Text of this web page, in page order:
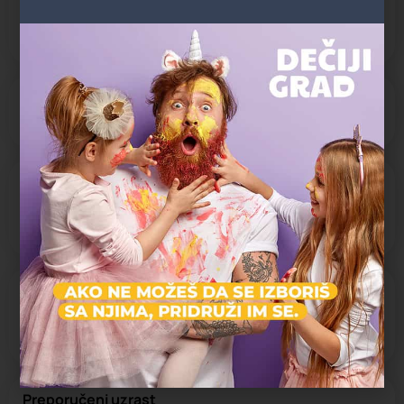
one koji žele spoj zabave, boravka u prirodi i edukativnog
iskustva koje ostaje u sećanju.
Zatvoreno
Radno vreme:09:00 - 18:00
Kategorija vendora
Etno selo
Karakter rodjendana
ZOO rođendan
Preporučeni uzrast